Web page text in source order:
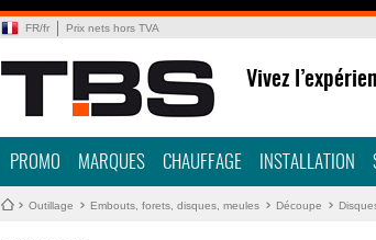
FR/fr Prix nets hors TVA
Vivez
PROMO MARQUES CHAUFFAGE INSTALLATION
Outillage Embouts, forets, disques, meules Découpe